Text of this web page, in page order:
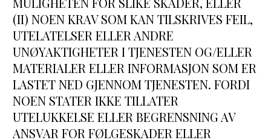
(II) NOEN KRAV SOM KAN TILSKRIVES FEIL,
UTELATELSER ELLER ANDRE
UNØYAKTIGHETER I TJENESTEN OG/ELLER
MATERIALER ELLER INFORMASJON SOM ER
LASTET NED GJENNOM TJENESTEN. FORDI
NOEN STATER IKKE TILLATER
UTELUKKELSE ELLER BEGRENSNING AV
ANSVAR FOR FØLGESKADER ELLER